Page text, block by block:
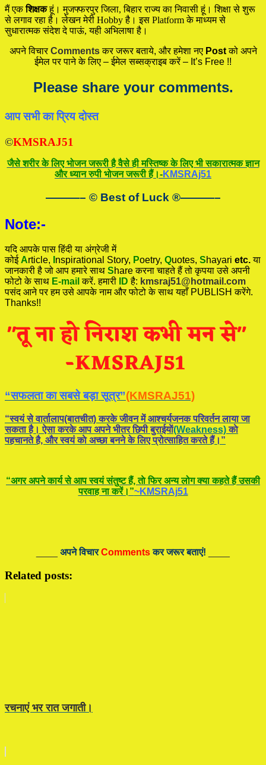
मैं एकशिक्षकहूं। मुजफ्फरपुर जिला, बिहार राज्य का निवासी हूं। शिक्षा से शुरू
से लगाव रहा है। लेखन मेरी Hobby है। इस Platform के माध्यम से
सुधारात्मक संदेश दे पाऊं, यही अभिलाषा है।
अपने विचारCommentsकर जरूर बताये, और हमेशा नए Postको अपने
ईमेल पर पाने के लिए – ईमेल सब्सक्राइब करें – It’s Free !!
Please share your comments.
आप सभी का प्रिय दोस्त
©KMSRAJ51
जैसे शरीर के लिए भोजन जरूरी है वैसे ही मस्तिष्क के लिए भी सकारात्मक ज्ञान
और ध्यान रुपी भोजन जरूरी हैं।-KMSRAj51
———– © Best of Luck ®———–
Note:-
यदि आपके पास हिंदी या अंग्रेजी में
कोईArticle, nspirational Story, Poetry, Quotes, Shayari etc.या
जानकारी है जो आप हमारे साथ Share करना चाहते हैं तो कृपया उसे अपनी
फोटो के साथ E-mail करें. हमारी IDहै: kmsraj51@hotmail.com
पसंद आने पर हम उसे आपके नाम और फोटो के साथ यहाँ PUBLISH करेंगे.
Thanks!!
“सफलता का सबसे बड़ा सूत्र”(KMSRAJ51)
“स्वयं से वार्तालाप(बातचीत) करके जीवन में आश्चर्यजनक परिवर्तन लाया जा
सकता है। ऐसा करके आप अपने भीतर छिपी बुराईयाें(Weakness)काे
पहचानते है, और स्वयं काे अच्छा बनने के लिए प्रोत्साहित करते हैं।”
“अगर अपने कार्य से आप स्वयं संतुष्ट हैं, ताे फिर अन्य लोग क्या कहते हैं उसकी
परवाह ना करें।”~KMSRAj51
अपने विचारCommentsकर जरूर बताएं!
Related posts:
रचनाएं भर रात जगाती।